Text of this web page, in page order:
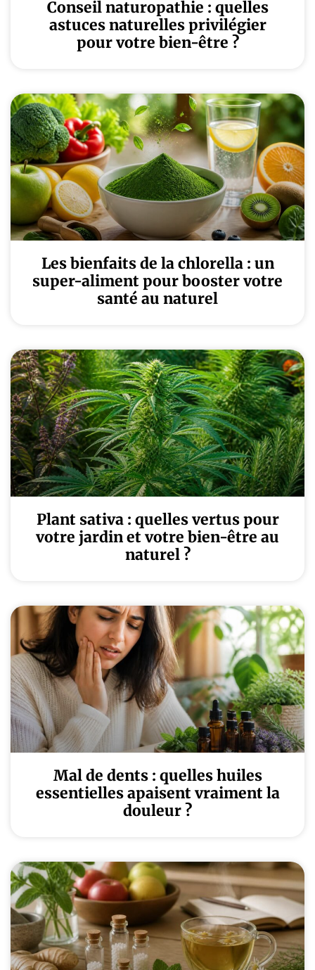
Conseil naturopathie : quelles
astuces naturelles privilégier
pour votre bien-être ?
Les bienfaits de la chlorella : un
super-aliment pour booster votre
santé au naturel
Plant sativa : quelles vertus pour
votre jardin et votre bien-être au
naturel ?
Mal de dents : quelles huiles
essentielles apaisent vraiment la
douleur ?